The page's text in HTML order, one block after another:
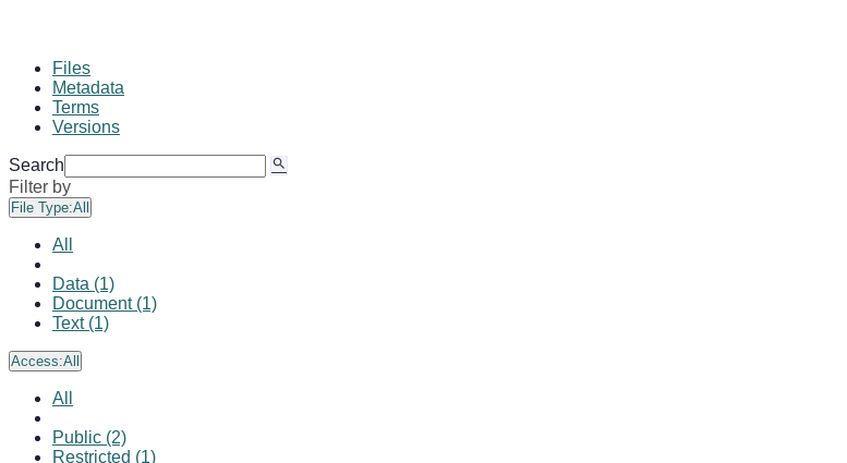
Files
Metadata
Terms
Versions
Search
Filter by
File Type:All
All
Data (1)
Document (1)
Text (1)
Access:All
All
Public (2)
Restricted (1)